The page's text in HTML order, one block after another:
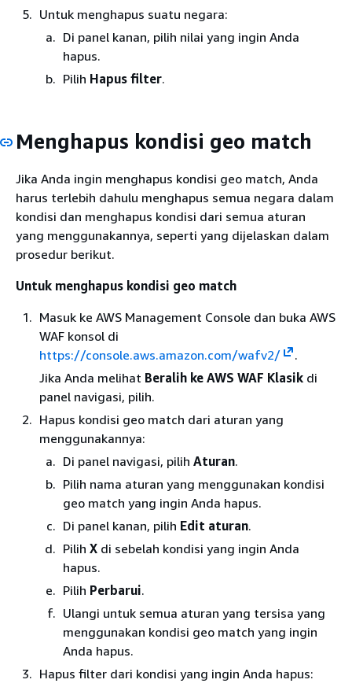
Untuk menghapus suatu negara:
Di panel kanan, pilih nilai yang ingin Anda
hapus.
Pilih Hapus filter.
Menghapus kondisi geo match
Jika Anda ingin menghapus kondisi geo match, Anda
harus terlebih dahulu menghapus semua negara dalam
kondisi dan menghapus kondisi dari semua aturan
yang menggunakannya, seperti yang dijelaskan dalam
prosedur berikut.
Untuk menghapus kondisi geo match
Masuk ke AWS Management Console dan buka AWS
WAF konsol di
https://console.aws.amazon.com/wafv2/
.
Jika Anda melihat Beralih ke AWS WAF Klasik di
panel navigasi, pilih.
Hapus kondisi geo match dari aturan yang
menggunakannya:
Di panel navigasi, pilih Aturan.
Pilih nama aturan yang menggunakan kondisi
geo match yang ingin Anda hapus.
Di panel kanan, pilih Edit aturan.
Pilih X di sebelah kondisi yang ingin Anda
hapus.
Pilih Perbarui.
Ulangi untuk semua aturan yang tersisa yang
menggunakan kondisi geo match yang ingin
Anda hapus.
Hapus filter dari kondisi yang ingin Anda hapus: